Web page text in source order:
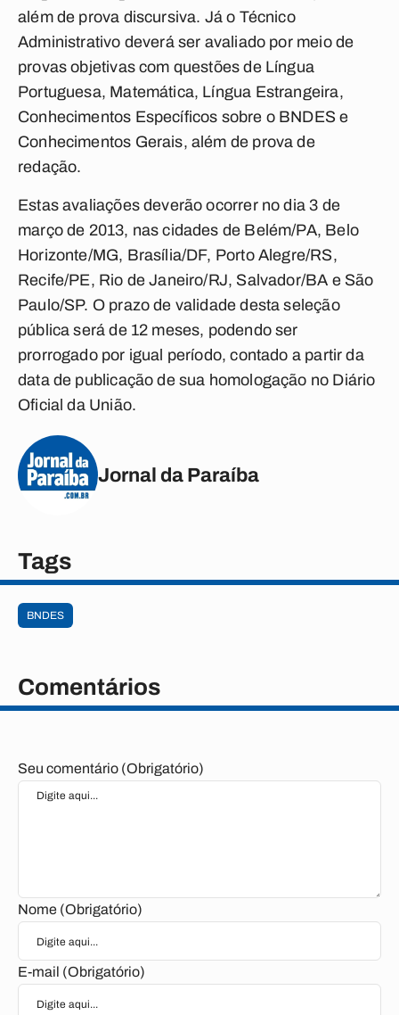
além de prova discursiva. Já o Técnico
Administrativo deverá ser avaliado por meio de
provas objetivas com questões de Língua
Portuguesa, Matemática, Língua Estrangeira,
Conhecimentos Específicos sobre o BNDES e
Conhecimentos Gerais, além de prova de
redação.
Estas avaliações deverão ocorrer no dia 3 de
março de 2013, nas cidades de Belém/PA, Belo
Horizonte/MG, Brasília/DF, Porto Alegre/RS,
Recife/PE, Rio de Janeiro/RJ, Salvador/BA e São
Paulo/SP. O prazo de validade desta seleção
pública será de 12 meses, podendo ser
prorrogado por igual período, contado a partir da
data de publicação de sua homologação no Diário
Oficial da União.
Jornal da Paraíba
Tags
BNDES
Comentários
Seu comentário (Obrigatório)
Nome (Obrigatório)
E-mail (Obrigatório)